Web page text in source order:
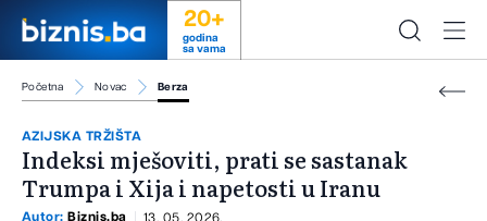
20+
godina
sa vama
Početna Novac Berza
AZIJSKA TRŽIŠTA
Indeksi mješoviti, prati se sastanak
Trumpa i Xija i napetosti u Iranu
Autor: Biznis.ba 13. 05. 2026.